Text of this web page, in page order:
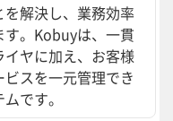
解決し、業務効率
。Kobuyは、一貫
ヤに加え、お客様
スを一元管理でき
です。